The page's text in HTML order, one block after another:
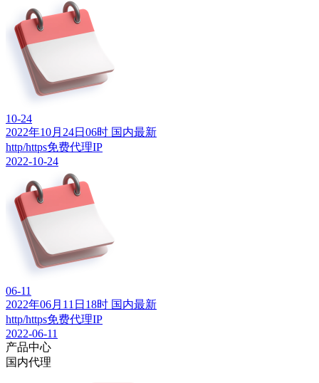
10-24
2022年10月24日06时 国内最新
http/https免费代理IP
2022-10-24
06-11
2022年06月11日18时 国内最新
http/https免费代理IP
2022-06-11
产品中心
国内代理